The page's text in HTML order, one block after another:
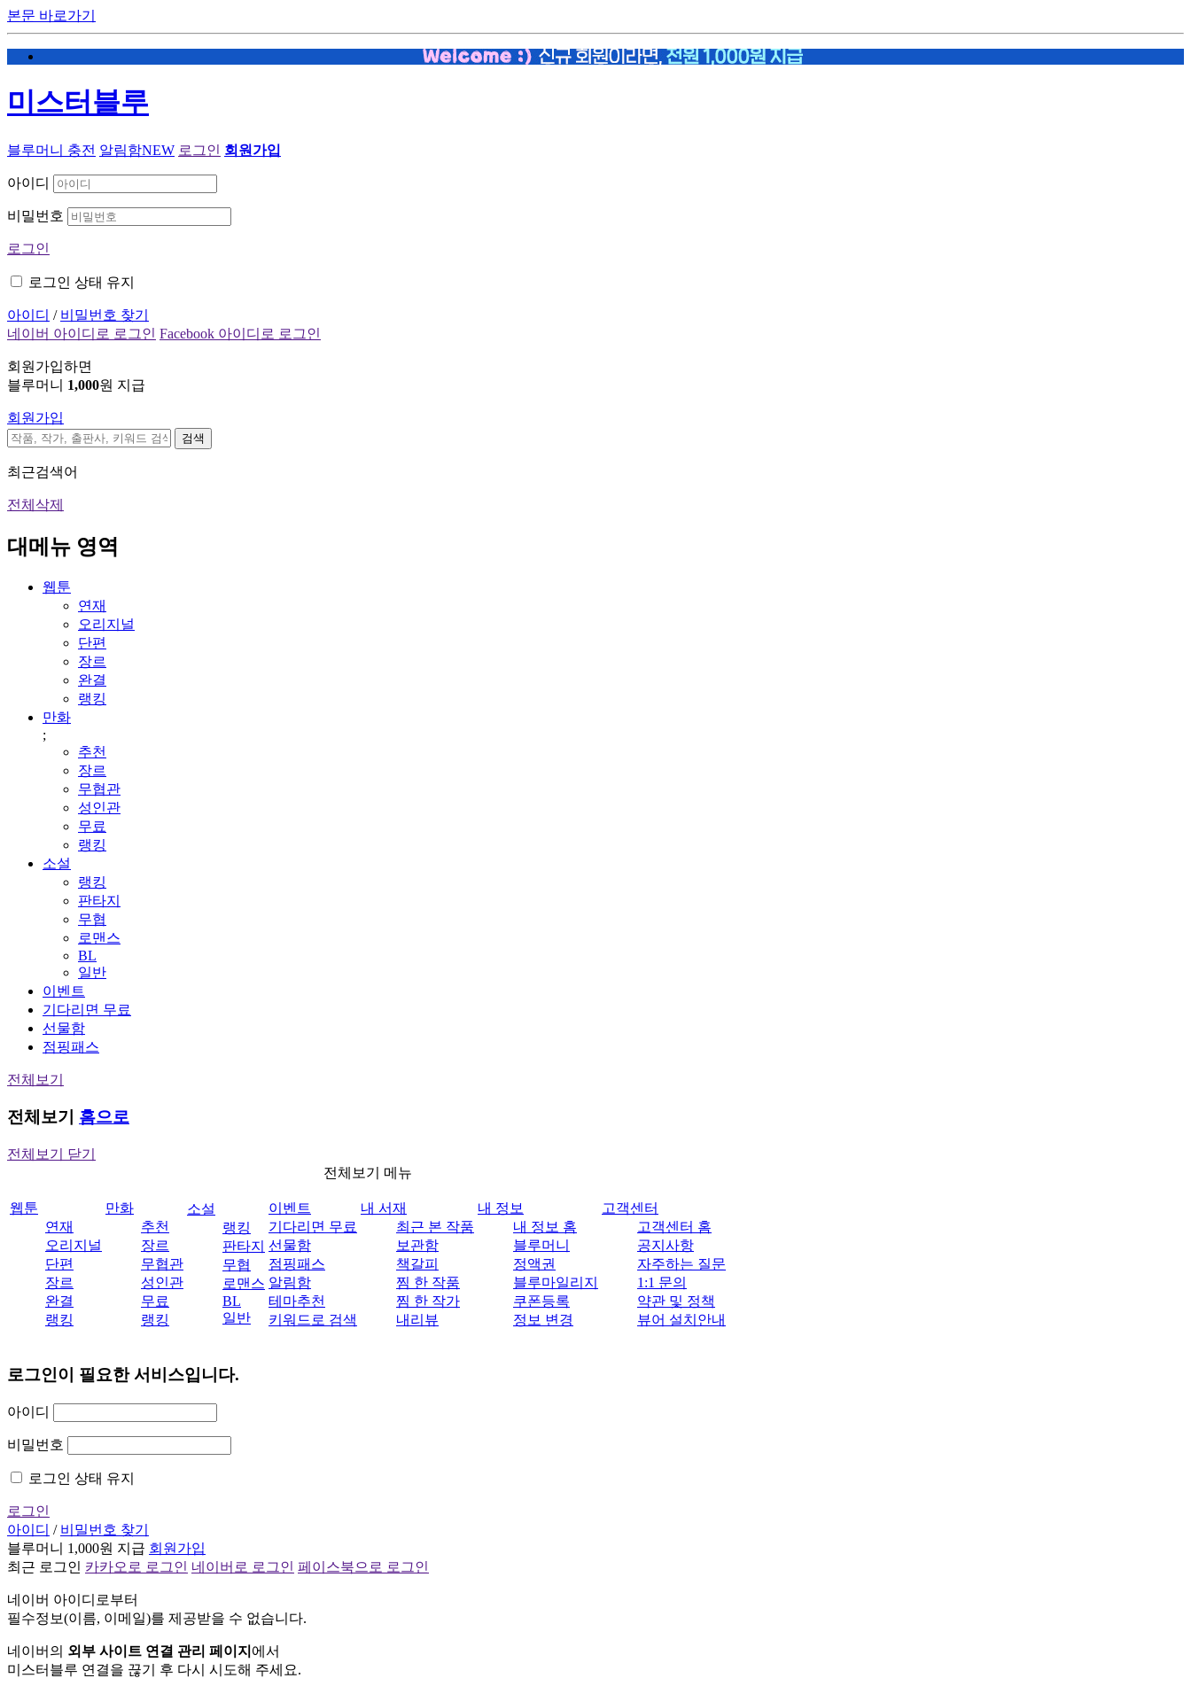
본문 바로가기
미스터블루
블루머니 충전 알림함NEW 로그인 회원가입
아이디
비밀번호
로그인
로그인 상태 유지
아이디 / 비밀번호 찾기
네이버 아이디로 로그인 Facebook 아이디로 로그인
회원가입하면
블루머니 1,000원 지급
회원가입
검색
최근검색어
전체삭제
대메뉴 영역
웹툰
연재
오리지널
단편
장르
완결
랭킹
만화
;
추천
장르
무협관
성인관
무료
랭킹
소설
랭킹
판타지
무협
로맨스
BL
일반
이벤트
기다리면 무료
선물함
점핑패스
전체보기
전체보기 홈으로
전체보기 닫기
전체보기 메뉴
웹툰
연재
오리지널
단편
장르
완결
랭킹
만화
추천
장르
무협관
성인관
무료
랭킹
소설
랭킹
판타지
무협
로맨스
BL
일반
이벤트
기다리면 무료
선물함
점핑패스
알림함
테마추천
키워드로 검색
내 서재
최근 본 작품
보관함
책갈피
찜 한 작품
찜 한 작가
내리뷰
내 정보
내 정보 홈
블루머니
정액권
블루마일리지
쿠폰등록
정보 변경
고객센터
고객센터 홈
공지사항
자주하는 질문
1:1 문의
약관 및 정책
뷰어 설치안내
로그인이 필요한 서비스입니다.
아이디
비밀번호
로그인 상태 유지
로그인
아이디 / 비밀번호 찾기
블루머니 1,000원 지급 회원가입
최근 로그인 카카오로 로그인 네이버로 로그인 페이스북으로 로그인
네이버 아이디로부터
필수정보(이름, 이메일)를 제공받을 수 없습니다.
네이버의 외부 사이트 연결 관리 페이지 에서
미스터블루 연결을 끊기 후 다시 시도해 주세요.